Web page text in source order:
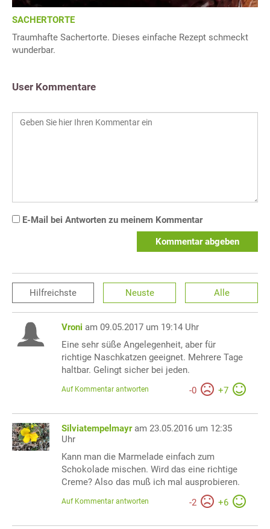
SACHERTORTE
Traumhafte Sachertorte. Dieses einfache Rezept schmeckt
wunderbar.
User Kommentare
E-Mail bei Antworten zu meinem Kommentar
Kommentar abgeben
Hilfreichste Neuste Alle
Vroni am 09.05.2017 um 19:14 Uhr
Eine sehr süße Angelegenheit, aber für
richtige Naschkatzen geeignet. Mehrere Tage
haltbar. Gelingt sicher bei jeden.
-0 +7
Auf Kommentar antworten
Silviatempelmayr am 23.05.2016 um 12:35
Uhr
Kann man die Marmelade einfach zum
Schokolade mischen. Wird das eine richtige
Creme? Also das muß ich mal ausprobieren.
-2 +6
Auf Kommentar antworten